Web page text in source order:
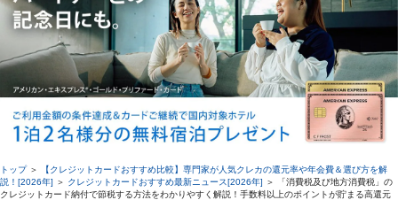
トップ＞
【クレジットカードおすすめ比較】専門家が人気クレカの還元率や年会費＆選び方を解
説！[2026年] ＞ クレジットカードおすすめ最新ニュース[2026年] ＞ 「消費税及び地方消費税」の
クレジットカード納付で節税する方法をわかりやすく解説！手数料以上のポイントが貯まる高還元